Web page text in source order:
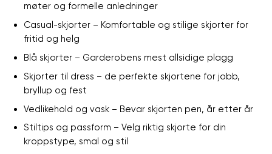
møter og formelle anledninger
Casual-skjorter – Komfortable og stilige skjorter for
fritid og helg
Blå skjorter – Garderobens mest allsidige plagg
Skjorter til dress – de perfekte skjortene for jobb,
bryllup og fest
Vedlikehold og vask – Bevar skjorten pen, år etter år
Stiltips og passform – Velg riktig skjorte for din
kroppstype, smal og stil